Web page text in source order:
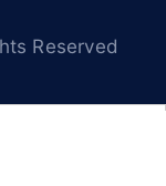
Reserved